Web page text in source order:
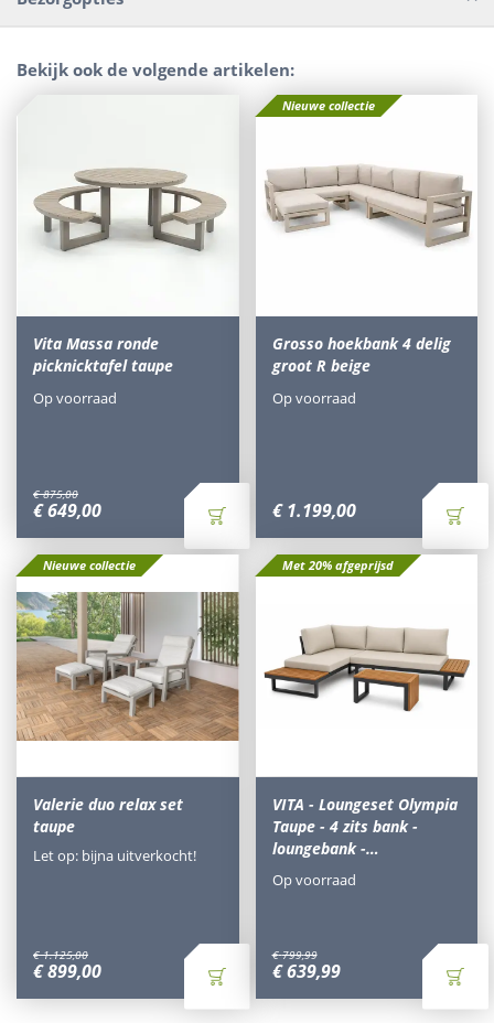
Bekijk ook de volgende artikelen:
Vita Massa ronde
picknicktafel taupe
€ 875,00
€649,00
Op voorraad
Nieuwe collectie
Grosso hoekbank 4 delig
groot R beige
€ 1.199,00
Op voorraad
Nieuwe collectie
Valerie duo relax set
taupe
€ 1.125,00
€899,00
Let op: bijna uitverkocht!
Met 20% afgeprijsd
VITA - Loungeset Olympia
Taupe - 4 zits bank -
loungebank -…
€ 799,99
€ 639,99
Op voorraad